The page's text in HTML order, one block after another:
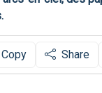
Copy Share